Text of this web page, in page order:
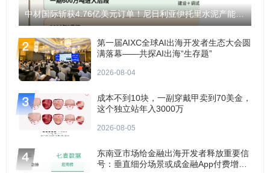
中材国际斩获4.76亿美元订单！尼日利亚伊托里水泥产能将翻倍至1200万吨！
第一届AIXC全球AI出海开发者生态大会圆
满落幕——共探AI出海“生存题”
2026-08-04
成本不到10块，一副穿戴甲卖到70美金，
这个独立站年入3000万
2026-08-05
东南亚市场给金融出海开发者释放重要信
号：垂直细分场景或成金融App付费增长